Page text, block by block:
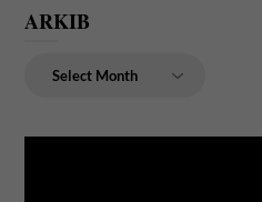
ARKIB
ARKIB